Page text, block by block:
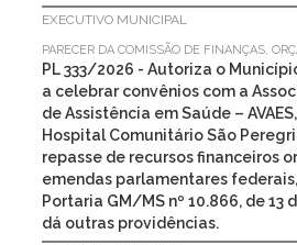
EXECUTIVO MUNICIPAL
PARECER DA COMISSÃO DE FINANÇAS,
PL 333/2026 - Autoriza o
a celebrar convênios com a
de Assistência em Saúde –
Hospital Comunitário São
repasse de recursos financeiros
emendas parlamentares
Portaria GM/MS nº 10.866, de 13
dá outras providências.